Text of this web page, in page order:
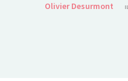
Olivier Desurmont